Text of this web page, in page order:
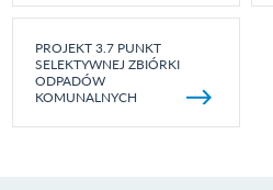
PROJEKT 3.7 PUNKT
SELEKTYWNEJ ZBIÓRKI
ODPADÓW
KOMUNALNYCH